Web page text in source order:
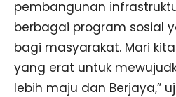
pembangunan
berbagai program sosial
bagi masyarakat. Mari
yang erat untuk
lebih maju dan Berjaya,”